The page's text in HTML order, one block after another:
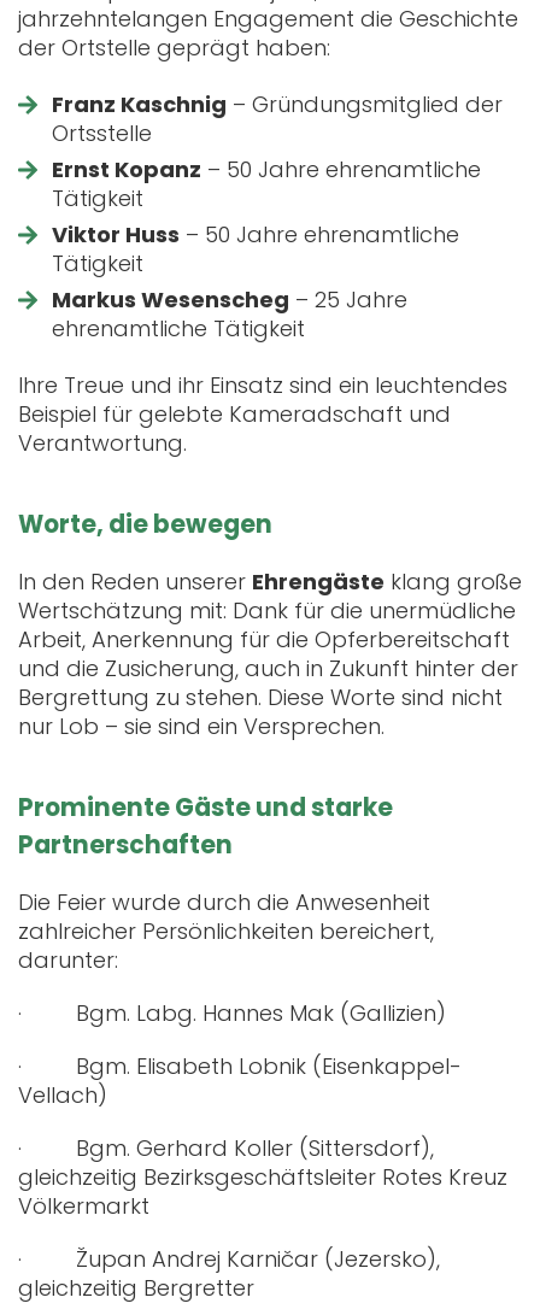
jahrzehntelangen Engagement die Geschichte
der Ortstelle geprägt haben:
Franz Kaschnig – Gründungsmitglied der
Ortsstelle
Ernst Kopanz – 50 Jahre ehrenamtliche
Tätigkeit
Viktor Huss – 50 Jahre ehrenamtliche
Tätigkeit
Markus Wesenscheg – 25 Jahre
ehrenamtliche Tätigkeit
Ihre Treue und ihr Einsatz sind ein leuchtendes
Beispiel für gelebte Kameradschaft und
Verantwortung.
Worte, die bewegen
In den Reden unserer Ehrengäste klang große
Wertschätzung mit: Dank für die unermüdliche
Arbeit, Anerkennung für die Opferbereitschaft
und die Zusicherung, auch in Zukunft hinter der
Bergrettung zu stehen. Diese Worte sind nicht
nur Lob – sie sind ein Versprechen.
Prominente Gäste und starke
Partnerschaften
Die Feier wurde durch die Anwesenheit
zahlreicher Persönlichkeiten bereichert,
darunter:
· Bgm. Labg. Hannes Mak (Gallizien)
· Bgm. Elisabeth Lobnik (Eisenkappel-
Vellach)
· Bgm. Gerhard Koller (Sittersdorf),
gleichzeitig Bezirksgeschäftsleiter Rotes Kreuz
Völkermarkt
· Župan Andrej Karničar (Jezersko),
gleichzeitig Bergretter